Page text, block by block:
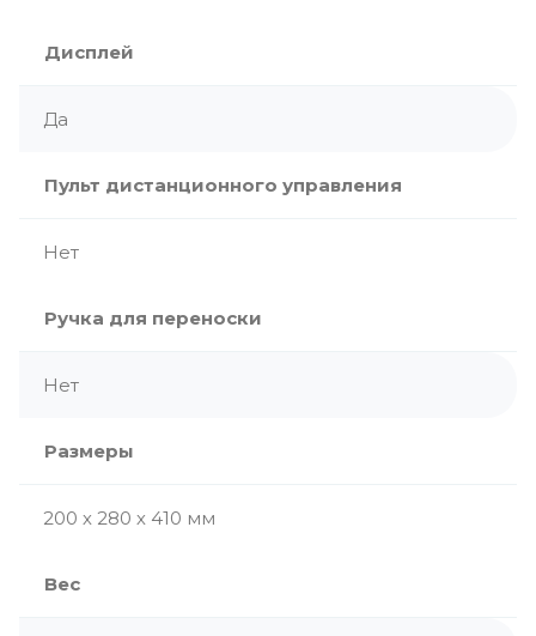
Дисплей
Да
Пульт дистанционного управления
Нет
Ручка для переноски
Нет
Размеры
200 х 280 х 410 мм
Вес